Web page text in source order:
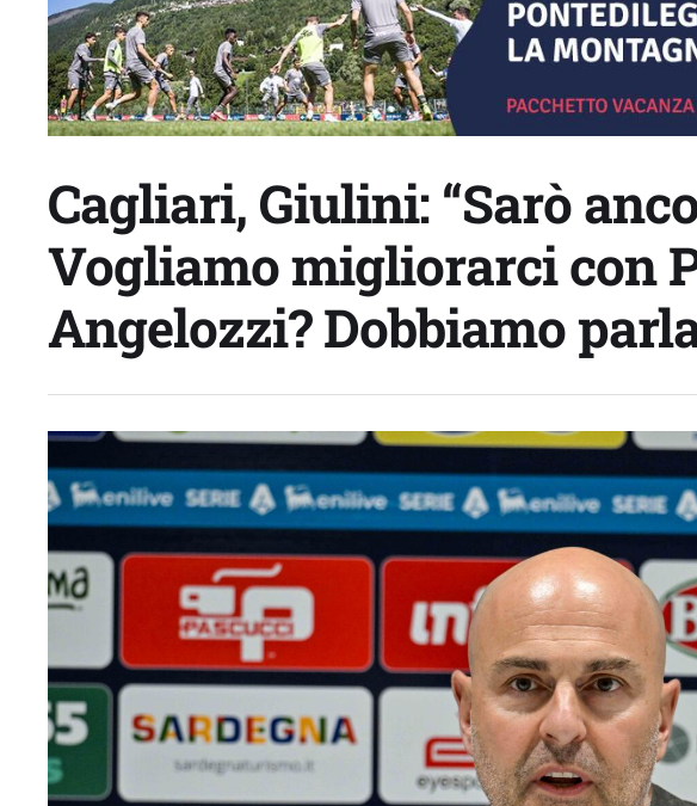
Cagliari, Giulini: “Sarò
Vogliamo migliorarci con
Angelozzi? Dobbiamo